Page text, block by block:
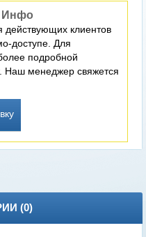
Инфо
действующих клиентов
доступе. Для
подробной
Наш менеджер свяжется
(0)